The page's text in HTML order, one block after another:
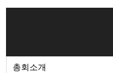
총회소개